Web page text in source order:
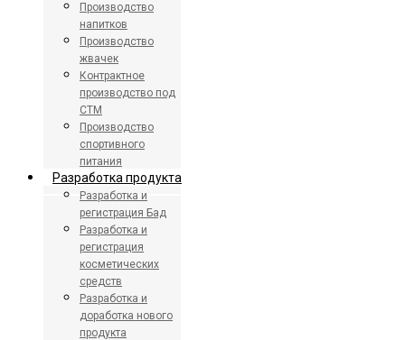
Производство
напитков
Производство
жвачек
Контрактное
производство под
СТМ
Производство
спортивного
питания
Разработка продукта
Разработка и
регистрация Бад
Разработка и
регистрация
косметических
средств
Разработка и
доработка нового
продукта